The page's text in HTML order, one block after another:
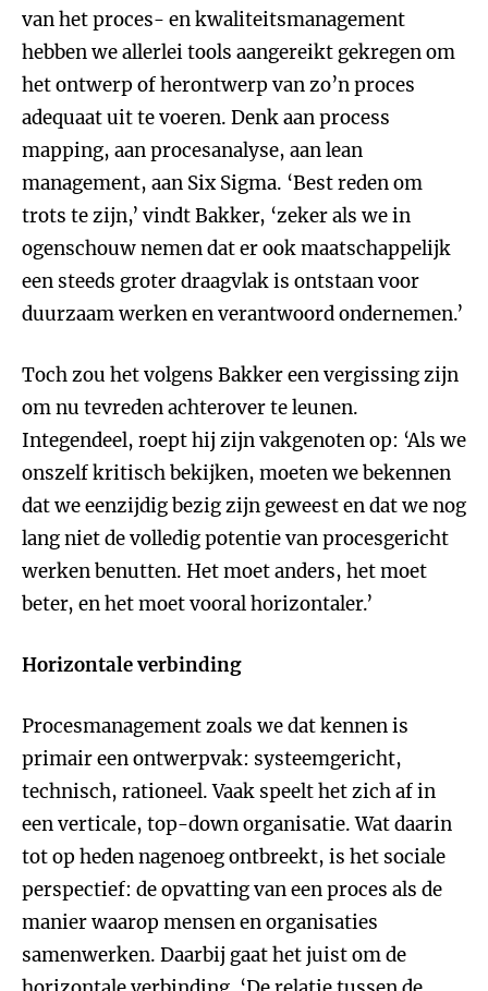
van het proces- en kwaliteitsmanagement
hebben we allerlei tools aangereikt gekregen om
het ontwerp of herontwerp van zo’n proces
adequaat uit te voeren. Denk aan process
mapping, aan procesanalyse, aan lean
management, aan Six Sigma. ‘Best reden om
trots te zijn,’ vindt Bakker, ‘zeker als we in
ogenschouw nemen dat er ook maatschappelijk
een steeds groter draagvlak is ontstaan voor
duurzaam werken en verantwoord ondernemen.’
Toch zou het volgens Bakker een vergissing zijn
om nu tevreden achterover te leunen.
Integendeel, roept hij zijn vakgenoten op: ‘Als we
onszelf kritisch bekijken, moeten we bekennen
dat we eenzijdig bezig zijn geweest en dat we nog
lang niet de volledig potentie van procesgericht
werken benutten. Het moet anders, het moet
beter, en het moet vooral horizontaler.’
Horizontale verbinding
Procesmanagement zoals we dat kennen is
primair een ontwerpvak: systeemgericht,
technisch, rationeel. Vaak speelt het zich af in
een verticale, top-down organisatie. Wat daarin
tot op heden nagenoeg ontbreekt, is het sociale
perspectief: de opvatting van een proces als de
manier waarop mensen en organisaties
samenwerken. Daarbij gaat het juist om de